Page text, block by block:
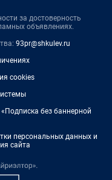
за достоверность
объявлениях.
93pr@shkulev.ru
cookies
без баннерной
персональных данных и
сайта